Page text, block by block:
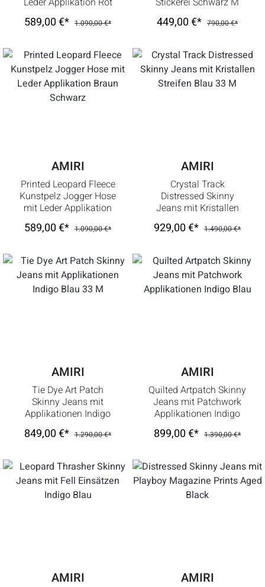
Schwarz M
589,00 €* 1.090,00 €* 449,00 €* 790,00 €*
AMIRI
Printed Leopard Fleece
Kunstpelz Jogger Hose
mit Leder Applikation
Braun Schwarz
589,00 €* 1.090,00 €*
AMIRI
Crystal Track
Distressed Skinny
Jeans mit Kristallen
Streifen Blau 33 M
929,00 €* 1.490,00 €*
AMIRI
Tie Dye Art Patch
Skinny Jeans mit
Applikationen Indigo
Blau 33 M
849,00 €* 1.290,00 €*
AMIRI
Quilted Artpatch Skinny
Jeans mit Patchwork
Applikationen Indigo
Blau
899,00 €* 1.390,00 €*
AMIRI AMIRI